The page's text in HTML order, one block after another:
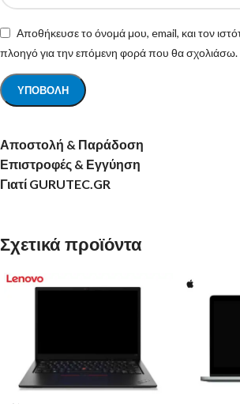
Αποθήκευσε το όνομά μου, email, και τον
πλοηγό για την επόμενη φορά που θα σχολιάσω.
Αποστολή & Παράδοση
Επιστροφές & Εγγύηση
Γιατί GURUTEC.GR
Σχετικά προϊόντα